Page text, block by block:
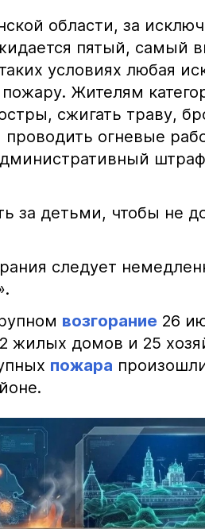
области, за
пятый, самый
условиях любая
Жителям
сжигать траву,
огневые
штраф
за детьми, чтобы не
следует
возгорание 26
жилых домов и 25
пожара